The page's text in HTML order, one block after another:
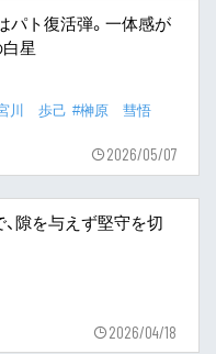
パト復活弾。一体感が
星
川 歩己 #榊原 彗悟
2026/05/07
隙を与えず堅守を切
2026/04/18